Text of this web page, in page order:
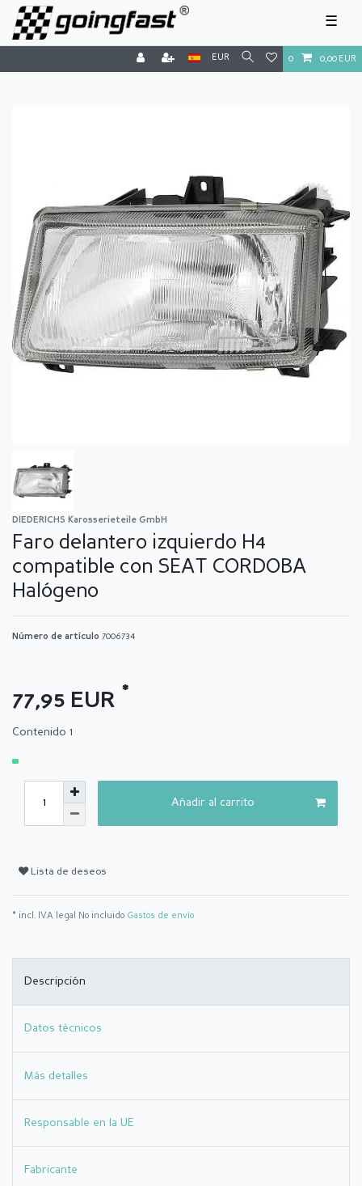
☰
EUR 0 0,00 EUR
DIEDERICHS Karosserieteile GmbH
Faro delantero izquierdo H4
compatible con SEAT CORDOBA
Halógeno
Número de artículo 7006734
77,95 EUR *
Contenido 1
Añadir al carrito
Lista de deseos
* incl. IVA legal No incluido Gastos de envío
Descripción
Datos técnicos
Más detalles
Responsable en la UE
Fabricante